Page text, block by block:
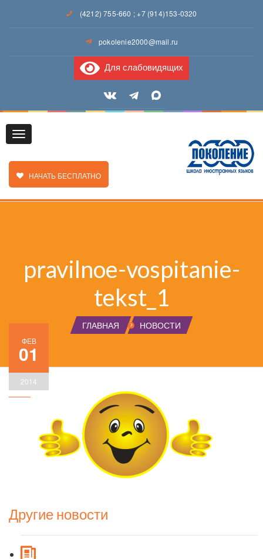
(4212) 755-660 ;+7 (914)153-0320
pokolenie2000@mail.ru
Для слабовидящих
Toggle
ЗАКАЗАТЬ ЗВОНОК
НАЧАТЬ БЕСПЛАТНО
pravilnoe-vospitanie-
tekst_1
ГЛАВНАЯ НОВОСТИ
ФЕВ
01
2014
Другие новости